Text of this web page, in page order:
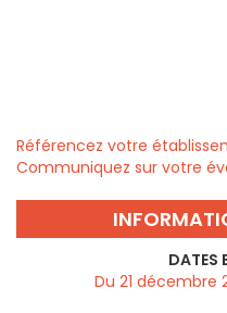
Référencez votre
Communiquez sur votre
DATES
Du 21 décembre